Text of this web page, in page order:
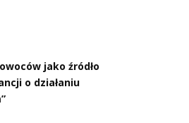
jako źródło
o działaniu